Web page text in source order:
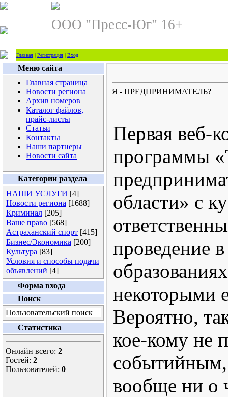
ООО "Пресс-Юг" 16+
Главная | Регистрация | Вход
Меню сайта
Главная страница
Новости региона
Архив номеров
Каталог файлов,
прайс-листы
Статьи
Контакты
Наши партнеры
Новости сайта
Категории раздела
НАШИ УСЛУГИ [4]
Новости региона [1688]
Криминал [205]
Ваше право [568]
Астраханский спорт [415]
Бизнес/Экономика [200]
Культура [83]
Условия и способы подачи
объявлений [4]
Форма входа
Поиск
Пользовательский поиск
Статистика
Онлайн всего: 2
Гостей: 2
Пользователей: 0
Я - ПРЕДПРИНИМАТЕЛЬ?
Первая веб-
программы
области» с
проведение
некоторыми
Вероятно,
кое-кому не
вообще ни о